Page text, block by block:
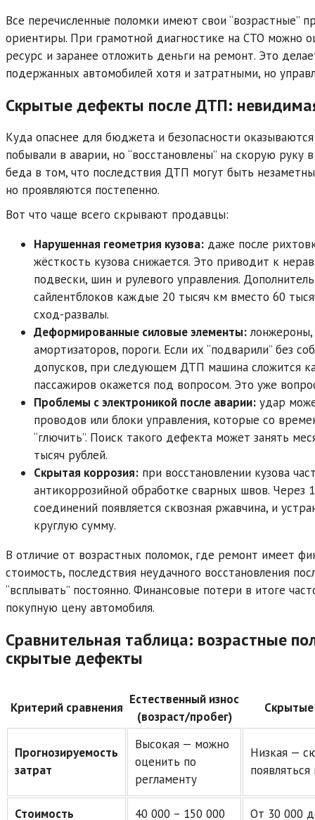
Все перечисленные поломки имеют свои “возрастные”
ориентиры. При грамотной диагностике на СТО можно
ресурс и заранее отложить деньги на ремонт. Это
подержанных автомобилей хотя и затратными, но
Скрытые дефекты после ДТП:
Куда опаснее для бюджета и безопасности
побывали в аварии, но “восстановлены” на скорую руку
беда в том, что последствия ДТП могут быть
но проявляются постепенно.
Вот что чаще всего скрывают продавцы:
Нарушенная геометрия кузова: даже после
жёсткость кузова снижается. Это приводит к
подвески, шин и рулевого управления.
сайлентблоков каждые 20 тысяч км вместо 60
сход-развалы.
Деформированные силовые элементы:
амортизаторов, пороги. Если их “подварили” без
допусков, при следующем ДТП машина сложится
пассажиров окажется под вопросом. Это уже
Проблемы с электроникой после аварии: удар
проводов или блоки управления, которые со
“глючить”. Поиск такого дефекта может занять
тысяч рублей.
Скрытая коррозия: при восстановлении кузова
антикоррозийной обработке сварных швов. Через
соединений появляется сквозная ржавчина, и
круглую сумму.
В отличие от возрастных поломок, где ремонт имеет
стоимость, последствия неудачного восстановления
“всплывать” постоянно. Финансовые потери в итоге
покупную цену автомобиля.
Сравнительная таблица: возрастные
скрытые дефекты
Критерий сравнения
Естественный износ
(возраст/пробег)
Прогнозируемость
затрат
Высокая — можно
оценить по
регламенту
Низкая —
Стоимость 40 000 – 150 000 От 30 000